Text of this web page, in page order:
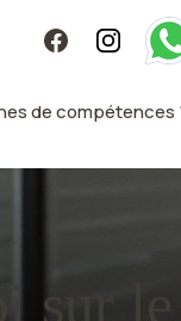
de compétences
sur